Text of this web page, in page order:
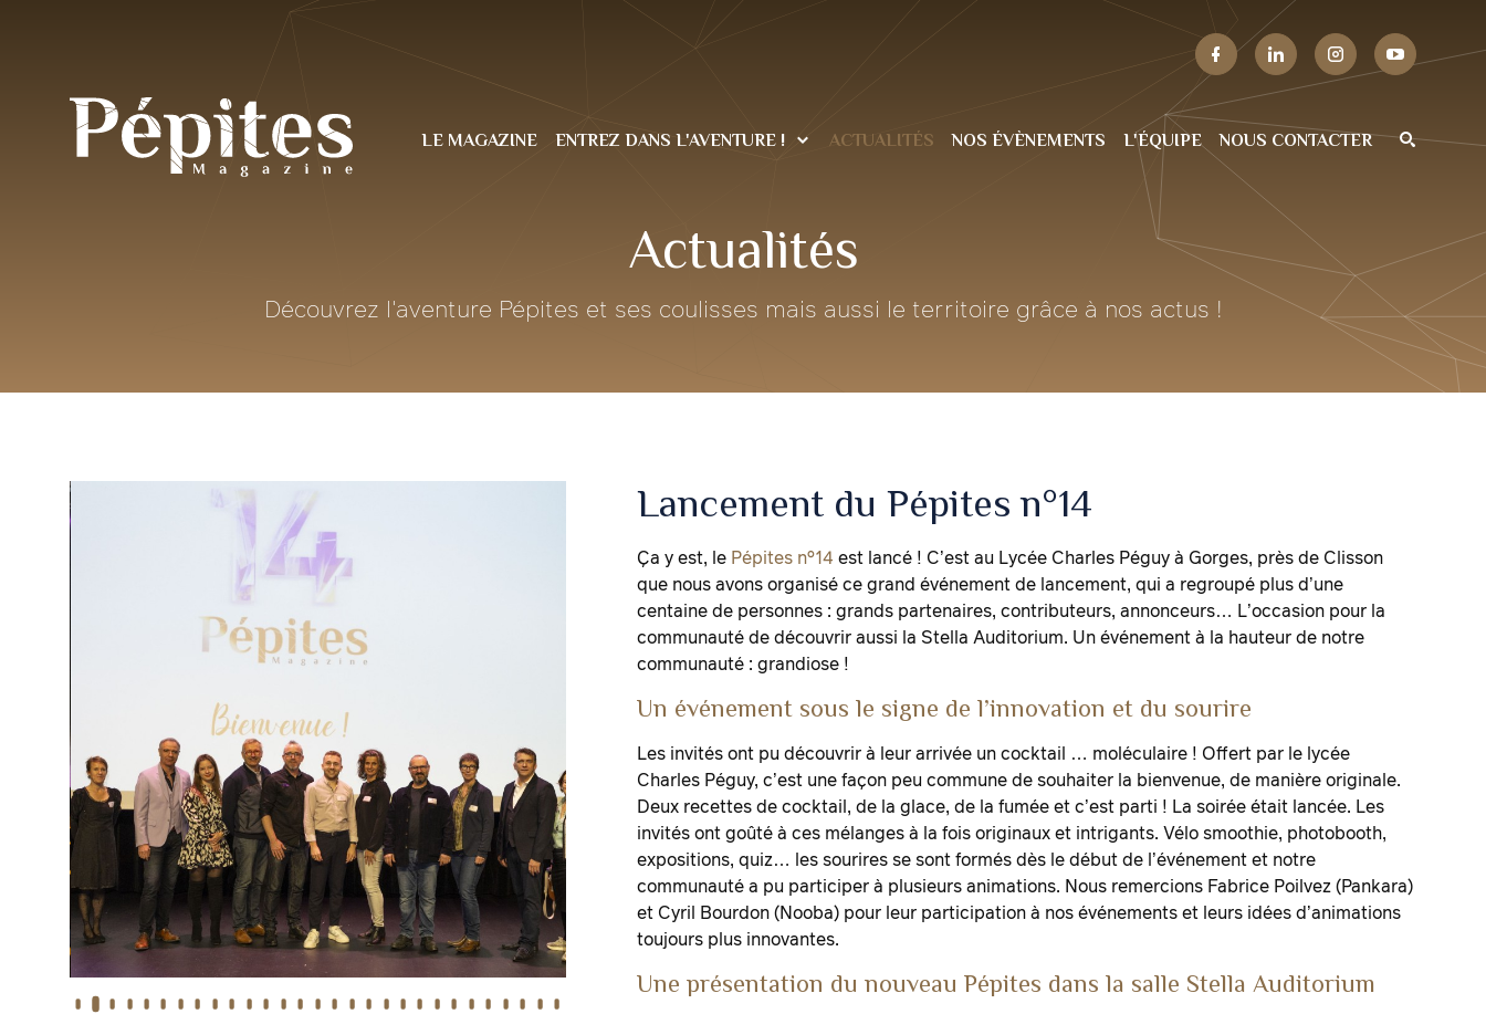
LE MAGAZINE ENTREZ DANS L'AVENTURE ! ACTUALITÉS NOS ÉVÈNEMENTS L'ÉQUIPE NOUS CONTACTER
Actualités
Découvrez l'aventure Pépites et ses coulisses mais aussi le territoire grâce à nos actus !
Lancement du Pépites n°14
Ça y est, le Pépites n°14 est lancé ! C’est au Lycée Charles Péguy à Gorges, près de Clisson
que nous avons organisé ce grand événement de lancement, qui a regroupé plus d’une
centaine de personnes : grands partenaires, contributeurs, annonceurs… L’occasion pour la
communauté de découvrir aussi la Stella Auditorium. Un événement à la hauteur de notre
communauté : grandiose !
Un événement sous le signe de l’innovation et du sourire
Les invités ont pu découvrir à leur arrivée un cocktail … moléculaire ! Offert par le lycée
Charles Péguy, c’est une façon peu commune de souhaiter la bienvenue, de manière originale.
Deux recettes de cocktail, de la glace, de la fumée et c’est parti ! La soirée était lancée. Les
invités ont goûté à ces mélanges à la fois originaux et intrigants. Vélo smoothie, photobooth,
expositions, quiz… les sourires se sont formés dès le début de l’événement et notre
communauté a pu participer à plusieurs animations. Nous remercions Fabrice Poilvez (Pankara)
et Cyril Bourdon (Nooba) pour leur participation à nos événements et leurs idées d’animations
toujours plus innovantes.
Une présentation du nouveau Pépites dans la salle Stella Auditorium